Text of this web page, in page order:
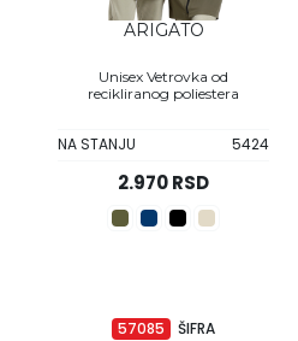
ARIGATO
Unisex Vetrovka od
recikliranog poliestera
NA STANJU 5424
2.970 RSD
ŠIFRA
57085